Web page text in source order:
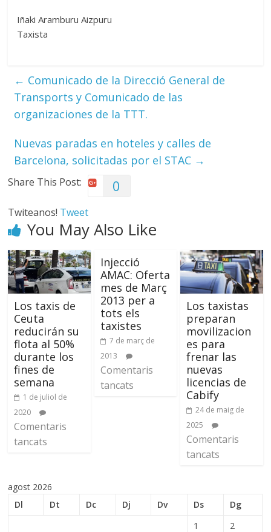
Iñaki Aramburu Aizpuru
Taxista
← Comunicado de la Direcció General de
Transports y Comunicado de las
organizaciones de la TTT.
Nuevas paradas en hoteles y calles de
Barcelona, solicitadas por el STAC →
Share This Post: 0
Twiteanos! Tweet
You May Also Like
Los taxis de
Ceuta
reducirán su
flota al 50%
durante los
fines de
semana
1 de juliol de
2020
Comentaris
tancats
Injecció
AMAC: Oferta
mes de Març
2013 per a
tots els
taxistes
7 de març de
2013
Comentaris
tancats
Los taxistas
preparan
movilizacion
es para
frenar las
nuevas
licencias de
Cabify
24 de maig de
2025
Comentaris
tancats
agost 2026
Dl
Dt Dc Dj Dv Ds
Dg
1
2